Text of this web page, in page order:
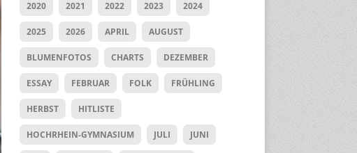
2020 2021 2022 2023 2024
2025 2026 APRIL AUGUST
BLUMENFOTOS CHARTS DEZEMBER
ESSAY FEBRUAR FOLK FRÜHLING
HERBST HITLISTE
HOCHRHEIN-GYMNASIUM JULI JUNI